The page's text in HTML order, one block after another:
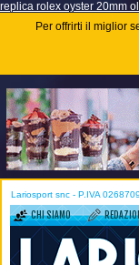
replica rolex oyster 20mm
Per offrirti il miglior
Lariosport snc - P.IVA
CHI SIAMO